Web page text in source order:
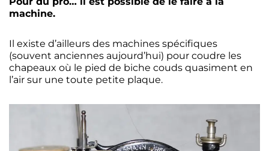
machine.
Il existe d’ailleurs des machines spécifiques
(souvent anciennes aujourd’hui) pour coudre les
chapeaux où le pied de biche couds quasiment en
l’air sur une toute petite plaque.